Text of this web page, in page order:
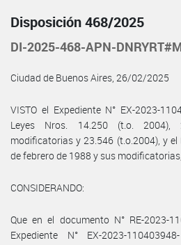
Disposición 468/2025
DI-2025-468-APN-
Ciudad de Buenos Aires, 26/02/2025
VISTO el Expediente N° EX-2023-
Leyes Nros. 14.250 (t.o. 2004),
modificatorias y 23.546 (t.o.2004), y
de febrero de 1988 y sus
CONSIDERANDO:
Que en el documento N° RE-2023-
Expediente N° EX-2023-